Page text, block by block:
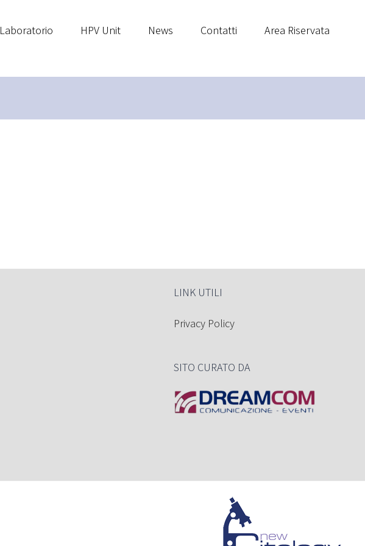
Laboratorio HPV Unit News Contatti Area Riservata
LINK UTILI
Privacy Policy
SITO CURATO DA